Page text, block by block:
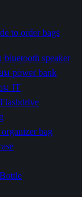
to order bags
speaker
power bank
ม IT
bag